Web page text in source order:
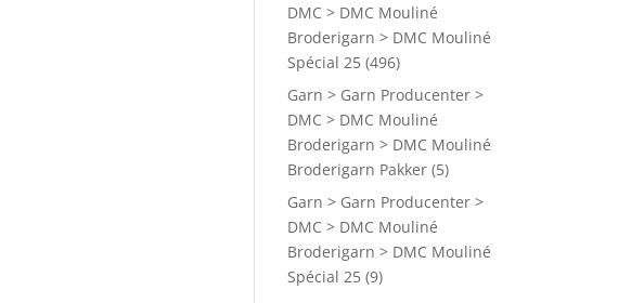
DMC > DMC Mouliné
Broderigarn > DMC Mouliné
Spécial 25 (496)
Garn > Garn Producenter >
DMC > DMC Mouliné
Broderigarn > DMC Mouliné
Broderigarn Pakker (5)
Garn > Garn Producenter >
DMC > DMC Mouliné
Broderigarn > DMC Mouliné
Spécial 25 (9)